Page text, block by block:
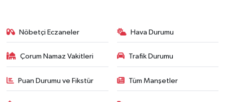
Nöbetçi Eczaneler Hava Durumu
Çorum Namaz Vakitleri Trafik Durumu
Puan Durumu ve Fikstür Tüm Manşetler